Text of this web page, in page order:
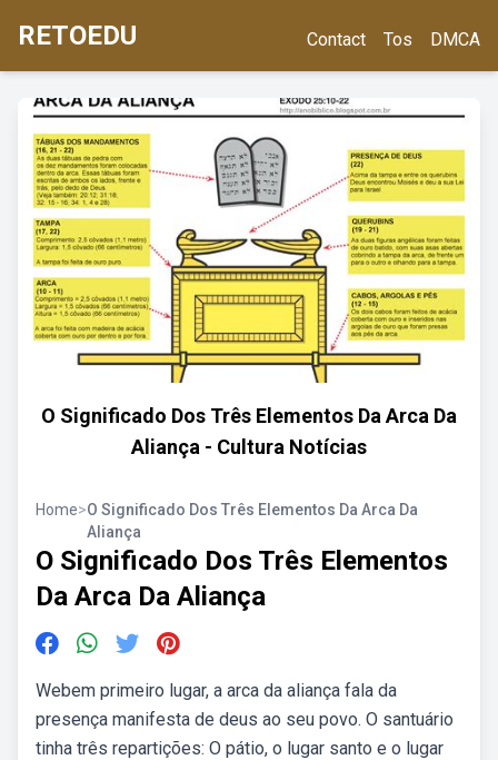
RETOEDU Contact Tos DMCA
O Significado Dos Três Elementos Da Arca Da
Aliança - Cultura Notícias
Home>O Significado Dos Três Elementos Da Arca Da
Aliança
O Significado Dos Três Elementos
Da Arca Da Aliança
Webem primeiro lugar, a arca da aliança fala da
presença manifesta de deus ao seu povo. O santuário
tinha três repartições: O pátio, o lugar santo e o lugar